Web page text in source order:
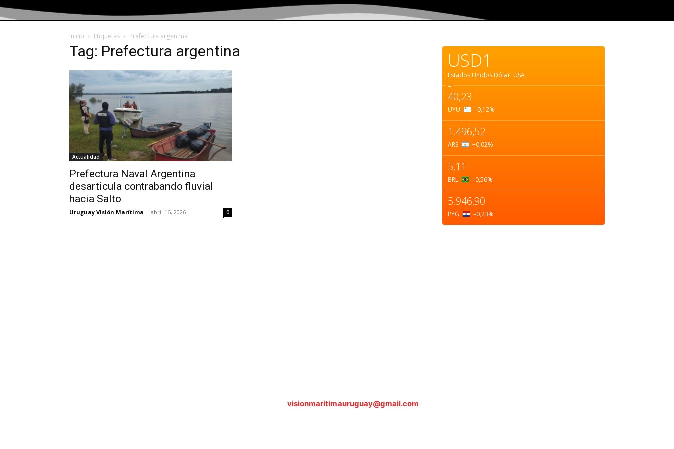
Inicio Etiquetas Prefectura argentina
Tag: Prefectura argentina
Actualidad
Prefectura Naval Argentina
desarticula contrabando fluvial
hacia Salto
Uruguay Visión Marítima - abril 16, 2026 0
USD1
Estados Unidos Dólar. USA
=
40,23
UYU –0,12%
1.496,52
ARS +0,02%
5,11
BRL –0,56%
5.946,90
PYG –0,23%
visionmaritimauruguay@gmail.com